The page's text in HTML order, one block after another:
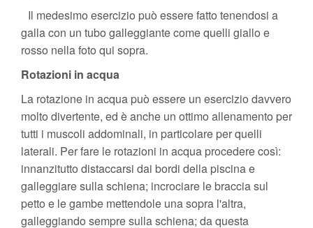
Il medesimo esercizio può essere fatto tenendosi a
galla con un tubo galleggiante come quelli giallo e
rosso nella foto qui sopra.
Rotazioni in acqua
La rotazione in acqua può essere un esercizio davvero
molto divertente, ed è anche un ottimo allenamento per
tutti i muscoli addominali, in particolare per quelli
laterali. Per fare le rotazioni in acqua procedere così:
innanzitutto distaccarsi dai bordi della piscina e
galleggiare sulla schiena; incrociare le braccia sul
petto e le gambe mettendole una sopra l'altra,
galleggiando sempre sulla schiena; da questa